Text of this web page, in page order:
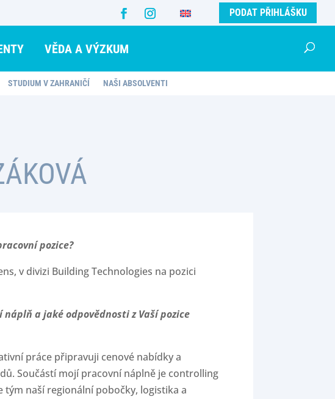
PODAT PŘIHLÁŠKU
VĚDA A VÝZKUM
STUDIUM V ZAHRANIČÍ NAŠI ABSOLVENTI
pozice?
v divizi Building Technologies na pozici
náplň a jaké odpovědnosti z Vaší pozice
práce připravuji cenové nabídky a
Součástí mojí pracovní náplně je controlling
naší regionální pobočky, logistika a